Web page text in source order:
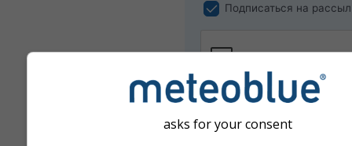
Подписаться на
asks for your consent